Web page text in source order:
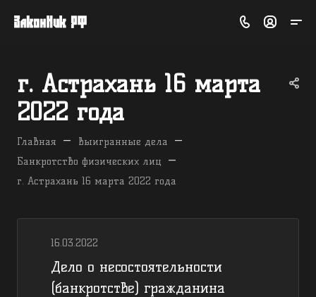
г. Астрахань 16 марта
2022 года
Главная — Выигранные дела —
Банкротство физических лиц —
г. Астрахань 16 марта 2022 года
16.03.2022
Дело о несостоятельности
(банкротстве) гражданина